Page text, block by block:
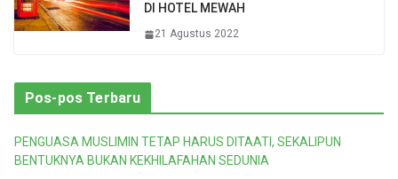
DI HOTEL MEWAH
21 Agustus 2022
Pos-pos Terbaru
PENGUASA MUSLIMIN TETAP HARUS DITAATI, SEKALIPUN
BENTUKNYA BUKAN KEKHILAFAHAN SEDUNIA